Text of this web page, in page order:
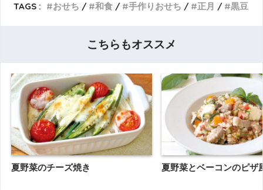
TAGS :
おせち 和食 手作りおせち 正月 黒豆
こちらもオススメ
夏野菜のチーズ焼き 夏野菜とベーコンのピザ